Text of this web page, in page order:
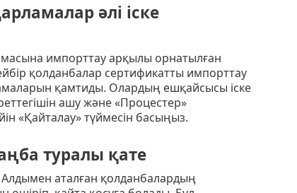
әлі іске
импорттау арқылы орнатылған
қолданбалар сертификатты импорттау
қамтиды. Олардың ешқайсысы іске
ашу және «Процестер»
«Қайталау» түймесін басыңыз.
туралы қате
Алдымен аталған қолданбалардың